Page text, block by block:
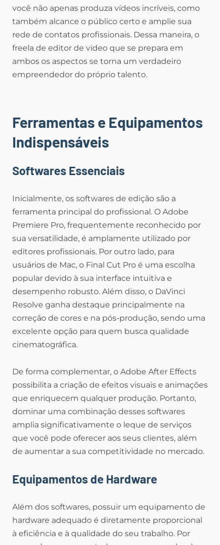
você não apenas produza vídeos incríveis, como
também alcance o público certo e amplie sua
rede de contatos profissionais. Dessa maneira, o
freela de editor de video que se prepara em
ambos os aspectos se torna um verdadeiro
empreendedor do próprio talento.
Ferramentas e Equipamentos
Indispensáveis
Softwares Essenciais
Inicialmente, os softwares de edição são a
ferramenta principal do profissional. O Adobe
Premiere Pro, frequentemente reconhecido por
sua versatilidade, é amplamente utilizado por
editores profissionais. Por outro lado, para
usuários de Mac, o Final Cut Pro é uma escolha
popular devido à sua interface intuitiva e
desempenho robusto. Além disso, o DaVinci
Resolve ganha destaque principalmente na
correção de cores e na pós-produção, sendo uma
excelente opção para quem busca qualidade
cinematográfica.
De forma complementar, o Adobe After Effects
possibilita a criação de efeitos visuais e animações
que enriquecem qualquer produção. Portanto,
dominar uma combinação desses softwares
amplia significativamente o leque de serviços
que você pode oferecer aos seus clientes, além
de aumentar a sua competitividade no mercado.
Equipamentos de Hardware
Além dos softwares, possuir um equipamento de
hardware adequado é diretamente proporcional
à eficiência e à qualidade do seu trabalho. Por